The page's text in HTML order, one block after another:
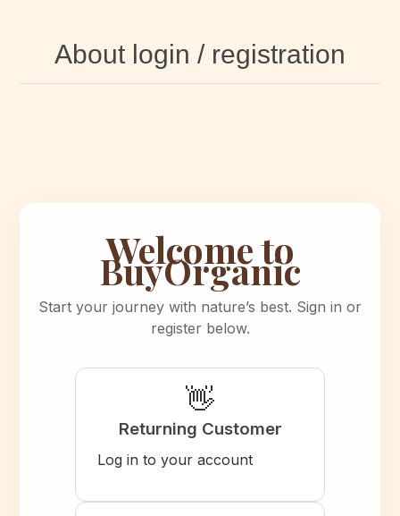
About login / registration
Welcome to
BuyOrganic
Start your journey with nature’s best. Sign in or
register below.
👋
Returning Customer
Log in to your account